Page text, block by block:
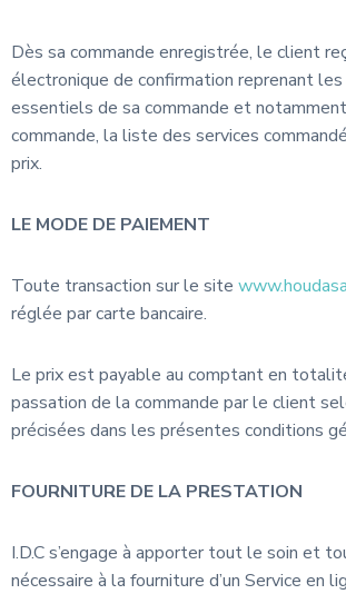
Dès sa commande enregistrée, le client
électronique de confirmation reprenant
essentiels de sa commande et
commande, la liste des services
prix.
LE MODE DE PAIEMENT
Toute transaction sur le site
réglée par carte bancaire.
Le prix est payable au comptant en
passation de la commande par le client
précisées dans les présentes conditions
FOURNITURE DE LA PRESTATION
I.D.C s’engage à apporter tout le soin et
nécessaire à la fourniture d’un Service en